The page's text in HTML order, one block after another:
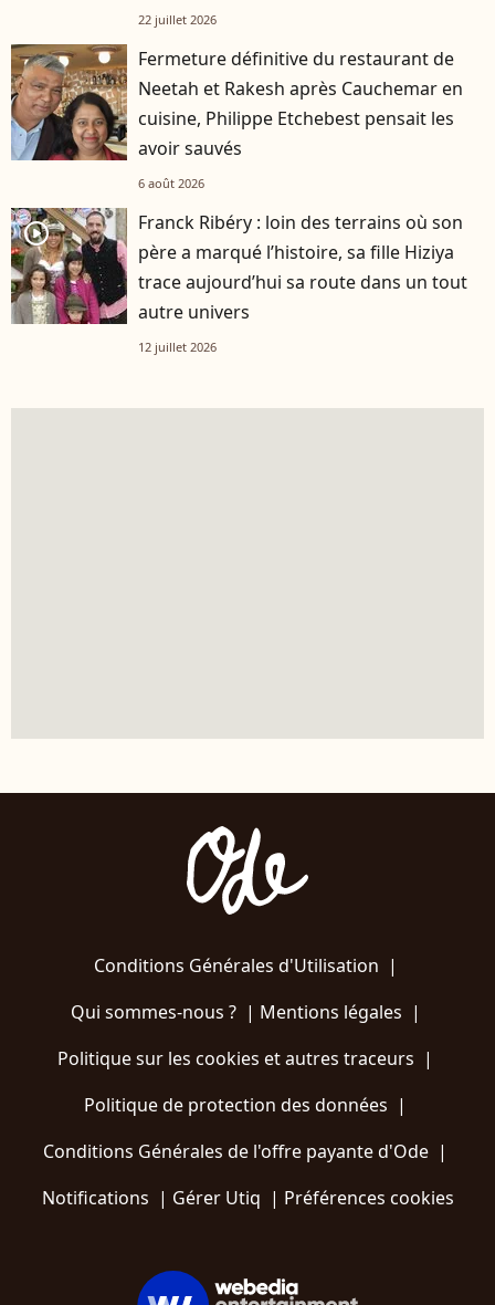
22 juillet 2026
Fermeture définitive du restaurant de
Neetah et Rakesh après Cauchemar en
cuisine, Philippe Etchebest pensait les
avoir sauvés
6 août 2026
player2
Franck Ribéry : loin des terrains où son
père a marqué l’histoire, sa fille Hiziya
trace aujourd’hui sa route dans un tout
autre univers
12 juillet 2026
Conditions Générales d'Utilisation |
Qui sommes-nous ?| Mentions légales |
Politique sur les cookies et autres traceurs |
Politique de protection des données |
Conditions Générales de l'offre payante d'Ode |
Notifications | Gérer Utiq | Préférences cookies